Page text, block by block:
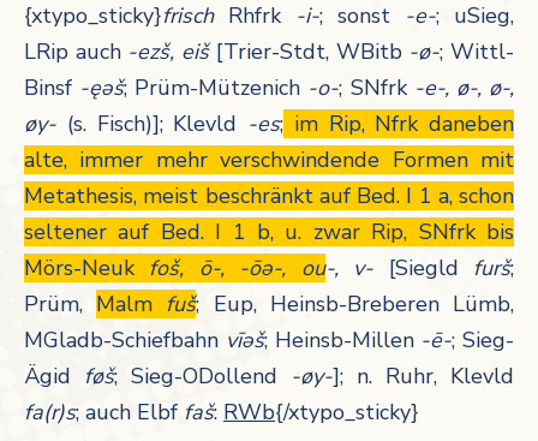
{xtypo_sticky}frisch Rhfrk -i-; sonst -e-; uSieg,
LRip auch -ezš, eiš[Trier-Stdt, WBitb -ø-; Wittl-
Binsf -ęəš; Prüm-Mützenich -o-; SNfrk -e-, ø-, ø-,
øy- (s. Fisch)]; Klevld -es; im Rip, Nfrk daneben
alte, immer mehr verschwindende Formen mit
Metathesis, meist beschränkt auf Bed. I 1 a, schon
seltener auf Bed. I 1 b, u. zwar Rip, SNfrk bis
Mörs-Neuk foš, ō-, -ōə-, ou-, v- [Siegld furš;
Prüm, Malm fuš; Eup, Heinsb-Breberen Lümb,
MGladb-Schiefbahn vīəš; Heinsb-Millen -ē-; Sieg-
Ägid føš; Sieg-ODollend -øy-]; n. Ruhr, Klevld
fa(r)s; auch Elbf faš: RWb{/xtypo_sticky}